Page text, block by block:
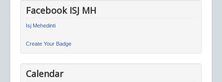
Facebook ISJ MH
Isj Mehedinti
Create Your Badge
Calendar